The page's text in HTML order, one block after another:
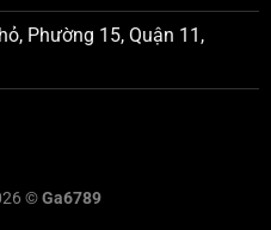
Phường 15, Quận 11,
©Ga6789